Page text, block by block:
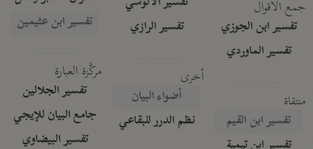
جمع الأقوال
تفسير ابن الجوزي
تفسير الماوردي
منتقاة
تفسير ابن القيم
تفسير الرازي
أخرى
أضواء البيان
نظم الدرر للبقاعي
تفسير ابن عثيمين
مركَّزة العبارة
تفسير الجلالين
جامع البيان للإيجي
تفسير البيضاوي